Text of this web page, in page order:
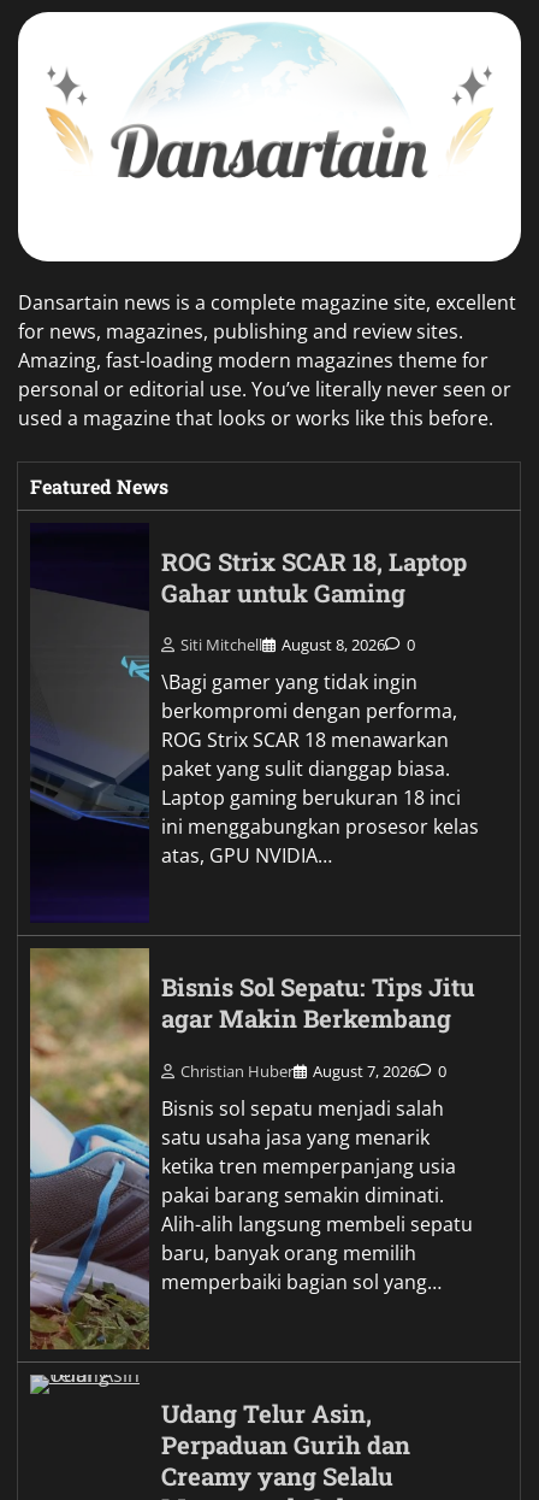
Dansartain news is a complete magazine site, excellent
for news, magazines, publishing and review sites.
Amazing, fast-loading modern magazines theme for
personal or editorial use. You’ve literally never seen or
used a magazine that looks or works like this before.
Featured News
ROG Strix SCAR 18, Laptop
Gahar untuk Gaming
Siti Mitchell August 8, 2026 0
\Bagi gamer yang tidak ingin
berkompromi dengan performa,
ROG Strix SCAR 18 menawarkan
paket yang sulit dianggap biasa.
Laptop gaming berukuran 18 inci
ini menggabungkan prosesor kelas
atas, GPU NVIDIA…
Bisnis Sol Sepatu: Tips Jitu
agar Makin Berkembang
Christian Huber August 7, 2026 0
Bisnis sol sepatu menjadi salah
satu usaha jasa yang menarik
ketika tren memperpanjang usia
pakai barang semakin diminati.
Alih-alih langsung membeli sepatu
baru, banyak orang memilih
memperbaiki bagian sol yang…
Udang Telur Asin,
Perpaduan Gurih dan
Creamy yang Selalu